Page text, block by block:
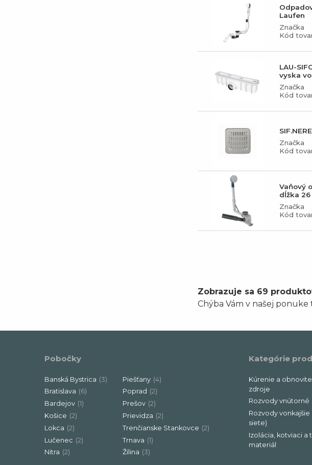
Laufen
Značka
Kód
LAU-
vyska
Značka
Kód
Značka
Kód
Vaňový
dĺžka 26
Značka
Kód
Zobrazuje sa 69
Chýba Vám v našej
Pobočky
Banská Bystrica (3)
Bratislava (6)
Bardejov (1)
Košice (2)
Lokca (2)
Lučenec (2)
Nitra (2)
Piešťany (4)
Poprad (2)
Prešov (2)
Prievidza (2)
Trenčianske Stankovce (2)
Trnava (1)
Žilina (3)
Kategórie
Kúrenie a
zdroje
Rozvody vnútorné
Rozvody vonkajšie
siete)
Izolácia, kotviaci a
materiál